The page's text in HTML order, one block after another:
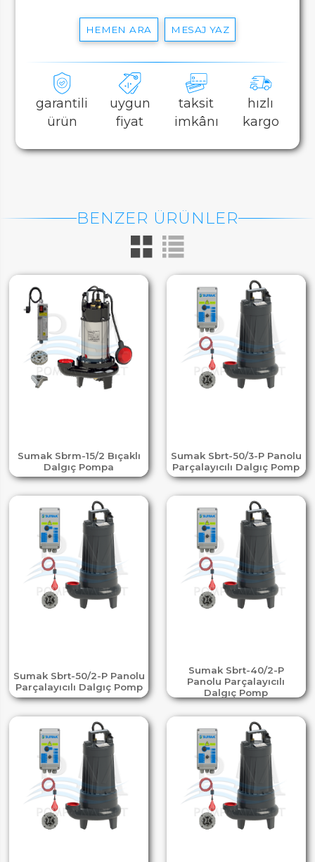
HEMEN ARA MESAJ YAZ
garantili
ürün
uygun
fiyat
taksit
imkânı
hızlı
kargo
BENZER ÜRÜNLER
Sumak Sbrm-15/2 Bıçaklı
Dalgıç Pompa
Sumak Sbrt-50/3-P Panolu
Parçalayıcılı Dalgıç Pomp
Sumak Sbrt-50/2-P Panolu
Parçalayıcılı Dalgıç Pomp
Sumak Sbrt-40/2-P
Panolu Parçalayıcılı
Dalgıç Pomp